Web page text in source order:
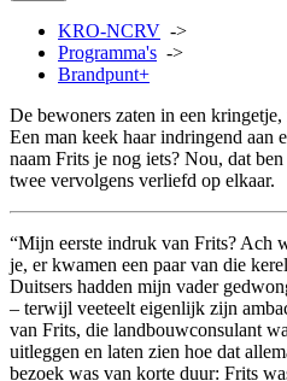
KRO-NCRV ->
Programma's ->
Brandpunt+
De bewoners zaten in een
Een man keek haar indringend aan
naam Frits je nog iets? Nou, dat
twee vervolgens verliefd op elkaar.
“Mijn eerste indruk van Frits? Ach
je, er kwamen een paar van die
Duitsers hadden mijn vader
– terwijl veeteelt eigenlijk zijn
van Frits, die landbouwconsulant
uitleggen en laten zien hoe dat
bezoek was van korte duur: Frits